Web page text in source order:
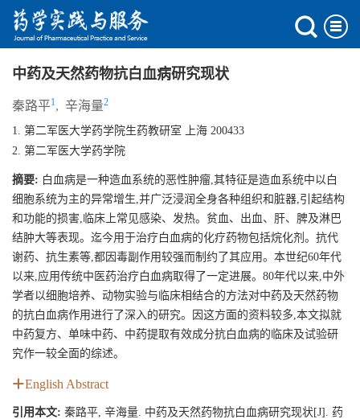
中药及天然药物抗白血病研究现状
秦路平1, 辛海量2
1. 第二军医大学药学院生药教研室 上海 200433
2. 第二军医大学药学院
摘要: 白血病是一种造血系统的恶性肿瘤,其特征是造血系统中以白
细胞系统为主的异常增生,并广泛浸润全身各种组织和脏器,引起结构
和功能的损害,临床上常见感染、发热。贫血、出血、肝、脾及淋巴
结肿大等表现。迄今用于治疗白血病的化疗药物包括烷化剂。抗代
谢药、抗生素等,都因毒副作用较强而制约了其应用。本世纪60年代
以来,应用传统中医药治疗白血病取得了一定进展。80年代以来,中外
学者以细胞培养、动物实验与临床相结合的方法对中药及天然药物
的抗白血病作用进行了深入的研究。因这方面的资料较多,本文拟就
中药复方、单味中药、中药提取有效成分抗白血病的临床及试验研
究作一较全面的综述。
English Abstract
引用本文: 秦路平, 辛海量. 中药及天然药物抗白血病研究现状[J]. 药